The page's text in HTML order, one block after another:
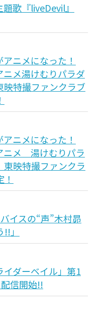
歌『liveDevil』
ニメになった！
ニメ湯けむりパラダ
特撮ファンクラブ
ニメになった！
ニメ 湯けむりパラ
映特撮ファンクラ
イスの“声”木村昴
」
ダーベイル」第1
信開始!!